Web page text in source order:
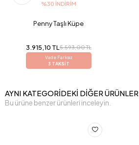
%30 İNDIRIM
Penny Taşlı Küpe
3.915,10 TL5.593,00 TL
Vade Farksız
3 TAKSİT
AYNI KATEGORİDEKİ DİĞER ÜRÜNLER
Bu ürüne benzer ürünleri inceleyin.